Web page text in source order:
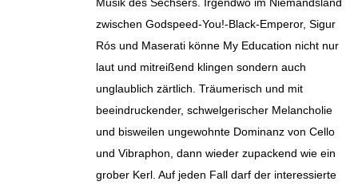
zwischen Godspeed-You!-Black-Emperor, Sigur
Rós und Maserati könne My Education nicht nur
laut und mitreißend klingen sondern auch
unglaublich zärtlich. Träumerisch und mit
beeindruckender, schwelgerischer Melancholie
und bisweilen ungewohnte Dominanz von Cello
und Vibraphon, dann wieder zupackend wie ein
grober Kerl. Auf jeden Fall darf der interessierte